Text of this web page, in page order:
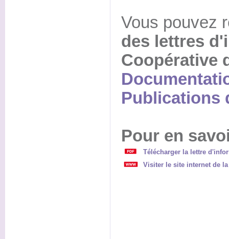
Vous pouvez
des lettres
Coopérative
Publications
Pour en
Télécharger la lettre
Visiter le site internet de